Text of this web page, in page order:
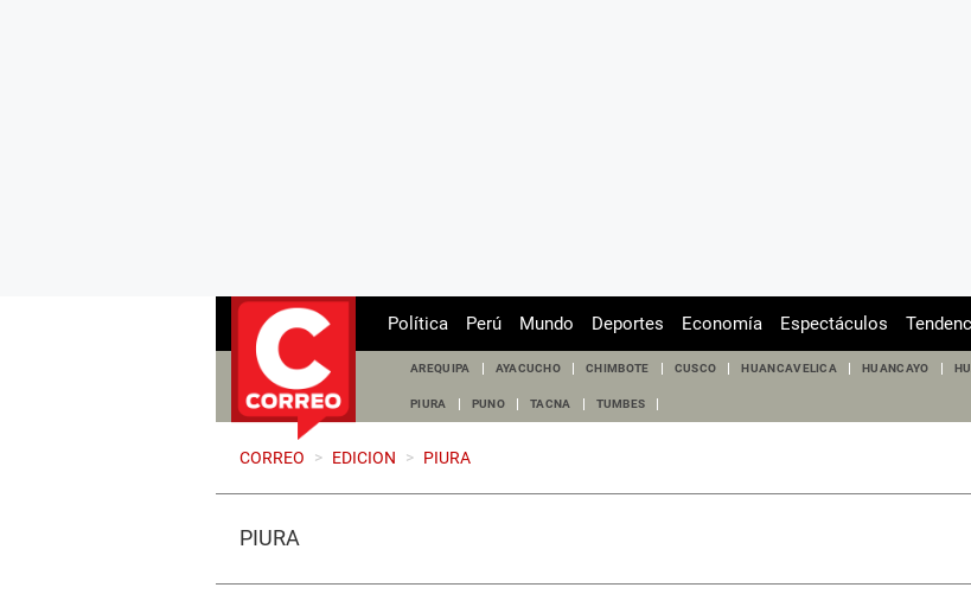
Política Perú Mundo Deportes Economía Espectáculos
AREQUIPA AYACUCHO CHIMBOTE CUSCO HUANCAVELICA HUANCAYO
PIURA PUNO TACNA TUMBES
CORREO > EDICION > PIURA
PIURA